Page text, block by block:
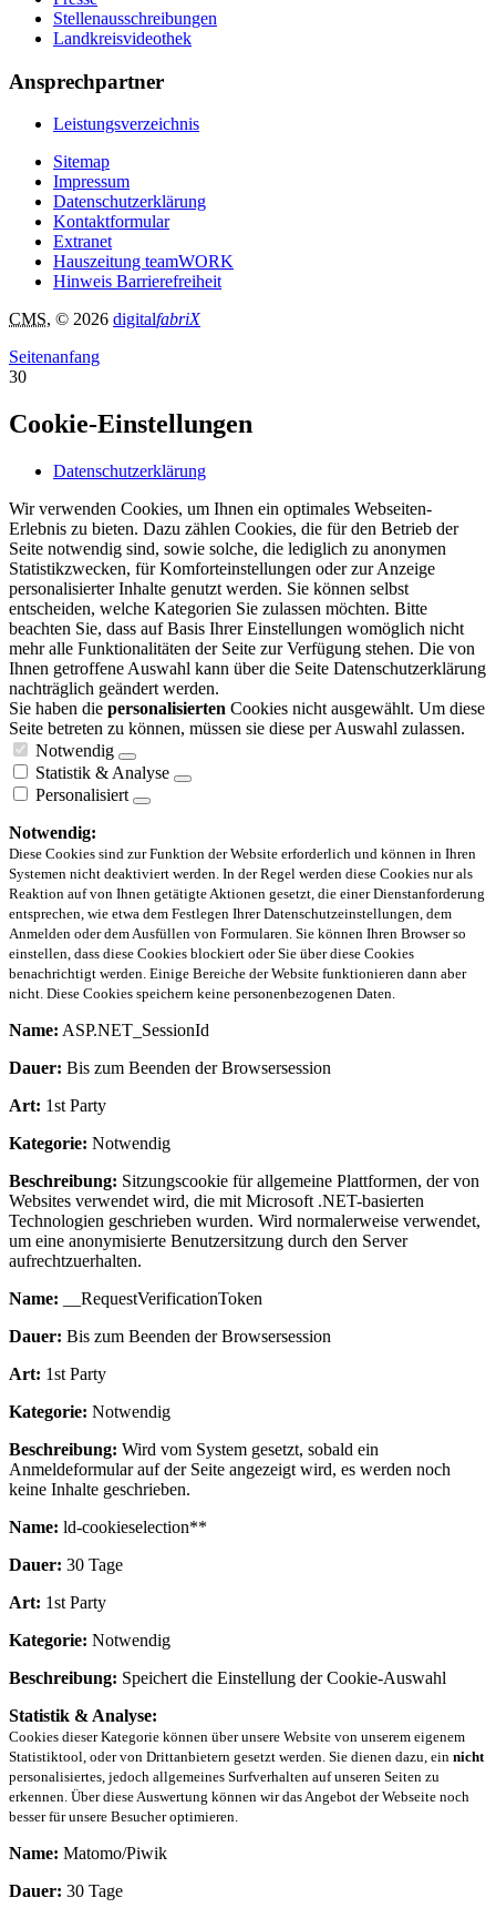
Stellenausschreibungen
Landkreisvideothek
Ansprechpartner
Leistungsverzeichnis
Sitemap
Impressum
Datenschutzerklärung
Kontaktformular
Extranet
Hauszeitung teamWORK
Hinweis Barrierefreiheit
CMS, © 2026 digitalfabriX
Seitenanfang
30
Cookie-Einstellungen
Datenschutzerklärung
Wir verwenden Cookies, um Ihnen ein optimales Webseiten-
Erlebnis zu bieten. Dazu zählen Cookies, die für den Betrieb der
Seite notwendig sind, sowie solche, die lediglich zu anonymen
Statistikzwecken, für Komforteinstellungen oder zur Anzeige
personalisierter Inhalte genutzt werden. Sie können selbst
entscheiden, welche Kategorien Sie zulassen möchten. Bitte
beachten Sie, dass auf Basis Ihrer Einstellungen womöglich nicht
mehr alle Funktionalitäten der Seite zur Verfügung stehen. Die von
Ihnen getroffene Auswahl kann über die Seite Datenschutzerklärung
nachträglich geändert werden.
Sie haben die personalisierten Cookies nicht ausgewählt. Um diese
Seite betreten zu können, müssen sie diese per Auswahl zulassen.
Notwendig
Statistik & Analyse
Personalisiert
Notwendig:
Diese Cookies sind zur Funktion der Website erforderlich und können in Ihren
Systemen nicht deaktiviert werden. In der Regel werden diese Cookies nur als
Reaktion auf von Ihnen getätigte Aktionen gesetzt, die einer Dienstanforderung
entsprechen, wie etwa dem Festlegen Ihrer Datenschutzeinstellungen, dem
Anmelden oder dem Ausfüllen von Formularen. Sie können Ihren Browser so
einstellen, dass diese Cookies blockiert oder Sie über diese Cookies
benachrichtigt werden. Einige Bereiche der Website funktionieren dann aber
nicht. Diese Cookies speichern keine personenbezogenen Daten.
Name: ASP.NET_SessionId
Dauer: Bis zum Beenden der Browsersession
Art: 1st Party
Kategorie: Notwendig
Beschreibung: Sitzungscookie für allgemeine Plattformen, der von
Websites verwendet wird, die mit Microsoft .NET-basierten
Technologien geschrieben wurden. Wird normalerweise verwendet,
um eine anonymisierte Benutzersitzung durch den Server
aufrechtzuerhalten.
Name: __RequestVerificationToken
Dauer: Bis zum Beenden der Browsersession
Art: 1st Party
Kategorie: Notwendig
Beschreibung: Wird vom System gesetzt, sobald ein
Anmeldeformular auf der Seite angezeigt wird, es werden noch
keine Inhalte geschrieben.
Name: ld-cookieselection**
Dauer: 30 Tage
Art: 1st Party
Kategorie: Notwendig
Beschreibung: Speichert die Einstellung der Cookie-Auswahl
Statistik & Analyse:
Cookies dieser Kategorie können über unsere Website von unserem eigenem
Statistiktool, oder von Drittanbietern gesetzt werden. Sie dienen dazu, ein nicht
personalisiertes, jedoch allgemeines Surfverhalten auf unseren Seiten zu
erkennen. Über diese Auswertung können wir das Angebot der Webseite noch
besser für unsere Besucher optimieren.
Name: Matomo/Piwik
Dauer: 30 Tage